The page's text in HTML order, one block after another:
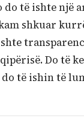
të ishte një
shkuar
Do të
të ishin të